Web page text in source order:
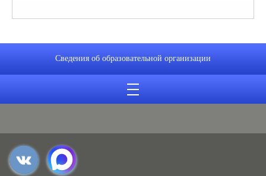
Сведения об образовательной организации